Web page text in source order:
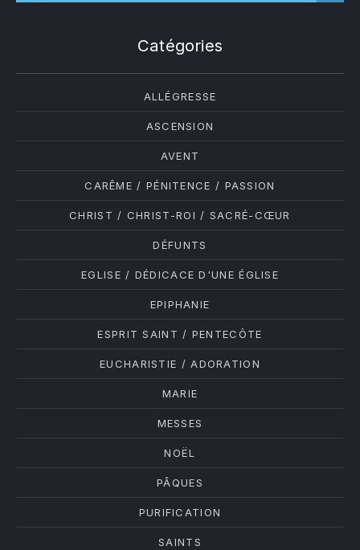
Catégories
ALLÉGRESSE
ASCENSION
AVENT
CARÊME / PÉNITENCE / PASSION
CHRIST / CHRIST-ROI / SACRÉ-CŒUR
DÉFUNTS
EGLISE / DÉDICACE D'UNE ÉGLISE
EPIPHANIE
ESPRIT SAINT / PENTECÔTE
EUCHARISTIE / ADORATION
MARIE
MESSES
NOËL
PÂQUES
PURIFICATION
SAINTS